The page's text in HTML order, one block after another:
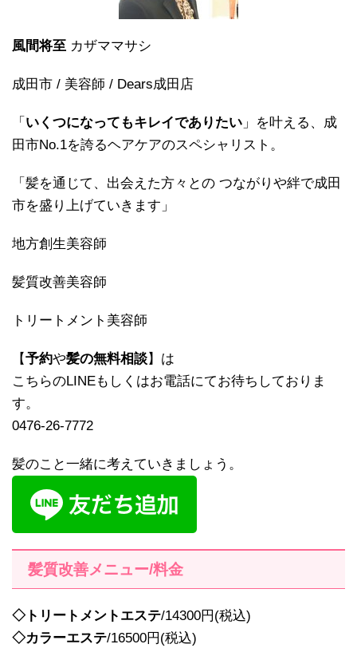
風間将至 カザママサシ
成田市 / 美容師 / Dears成田店
「 いくつになってもキレイでありたい 」を叶える、成
田市No.1を誇るヘアケアのスペシャリスト。
「髪を通じて、出会えた方々との つながりや絆で成田
市を盛り上げていきます」
地方創生美容師
髪質改善美容師
トリートメント美容師
【予約や髪の無料相談】は
こちらのLINEもしくはお電話にてお待ちしておりま
す。
0476-26-7772
髪のこと一緒に考えていきましょう。
髪質改善メニュー/料金
◇トリートメントエステ/14300円(税込)
◇カラーエステ/16500円(税込)